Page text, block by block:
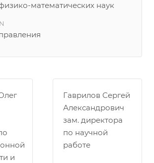
математических наук
и
Гаврилов Сергей
Александрович
зам. директора
по научной
работе